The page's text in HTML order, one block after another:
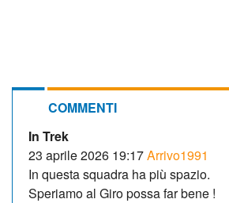
COMMENTI
In Trek
23 aprile 2026 19:17Arrivo1991
In questa squadra ha più spazio.
Speriamo al Giro possa far bene !